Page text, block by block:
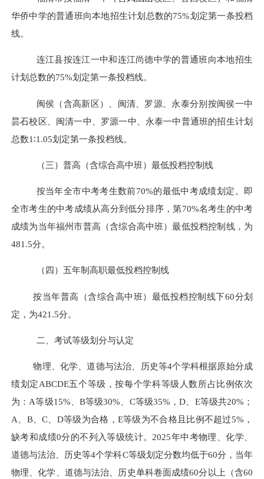
华侨中学的普通班向本地招生计划总数的75%划定第一条投档
线。
连江县按连江一中和连江尚德中学的普通班向本地招生
计划总数的75%划定第一条投档线。
闽侯（含高新区）、闽清、罗源、永泰分别按闽侯一中
昙石校区、闽清一中、罗源一中、永泰一中普通班的招生计划
总数1 ∶1.05划定第一条投档线。
（三）普高（含综合高中班）最低投档控制线
按当年全市中考考生数前70%的最低中考成绩划定。即
全市考生的中考成绩从高分到低分排序，第70%名考生的中考
成绩为当年福州市普高（含综合高中班）最低投档控制线，为
481.5分。
（四）五年制高职最低投档控制线
按当年普高（含综合高中班）最低投档控制线下60分划
定 ，为421.5分。
二、考试等级划分与认定
物理、化学、道德与法治、历史等4个学科根据原始分成
绩划定ABCDE五个等级，按每个学科等级人数所占比例依次
为： A等级15% B等级30% C等级35% ，D E等级共20% ；
A
B、C D等级为合格， E等级为不合格且比例不超过5% ，
缺考和成绩0分的不列入等级统计。 2025年中考物理、化学、
道德与法治、历史等4个学科C等级划定分数均低于60分，当年
物理、化学、道德与法治、历史单科卷面成绩60分以上（含60